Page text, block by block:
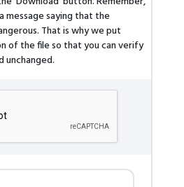
message saying that the
That is why we put
of the file so that you can verify
unchanged.